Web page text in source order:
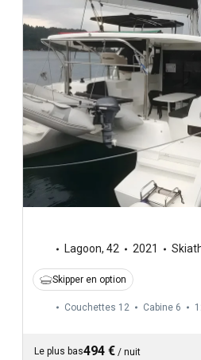
Lagoon, 42 2021
Skipper en option
Couchettes 12 Cabine 6
Le plus bas494 € / nuit